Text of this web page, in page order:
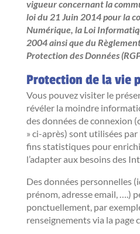
vigueur concernant la
loi du 21 Juin 2014 pour la
Numérique, la Loi
2004 ainsi que du
Protection des Données
Protection de la vie
Vous pouvez visiter le
révéler la moindre
des données de connexion
» ci-après) sont utilisées par
fins statistiques pour
l’adapter aux besoins des
Des données personnelles
prénom, adresse email, ….)
ponctuellement, par
renseignements via la page